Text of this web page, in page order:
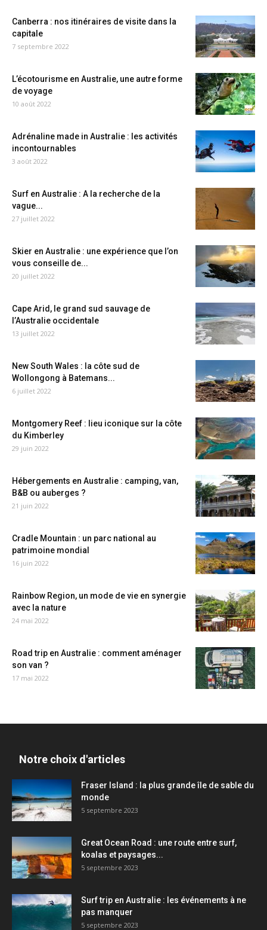
Canberra : nos itinéraires de visite dans la
capitale
7 septembre 2022
L’écotourisme en Australie, une autre forme
de voyage
10 août 2022
Adrénaline made in Australie : les activités
incontournables
3 août 2022
Surf en Australie : A la recherche de la
vague...
27 juillet 2022
Skier en Australie : une expérience que l’on
vous conseille de...
20 juillet 2022
Cape Arid, le grand sud sauvage de
l’Australie occidentale
13 juillet 2022
New South Wales : la côte sud de
Wollongong à Batemans...
6 juillet 2022
Montgomery Reef : lieu iconique sur la côte
du Kimberley
29 juin 2022
Hébergements en Australie : camping, van,
B&B ou auberges ?
21 juin 2022
Cradle Mountain : un parc national au
patrimoine mondial
16 juin 2022
Rainbow Region, un mode de vie en synergie
avec la nature
24 mai 2022
Road trip en Australie : comment aménager
son van ?
17 mai 2022
Notre choix d'articles
Fraser Island : la plus grande île de sable du
monde
5 septembre 2023
Great Ocean Road : une route entre surf,
koalas et paysages...
5 septembre 2023
Surf trip en Australie : les événements à ne
pas manquer
5 septembre 2023